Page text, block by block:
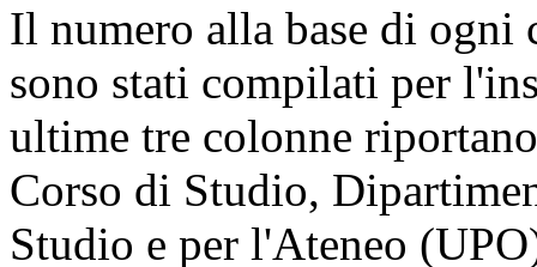
Il numero alla base di ogni
sono stati compilati per
ultime tre colonne
Corso di Studio,
Studio e per l'Ateneo